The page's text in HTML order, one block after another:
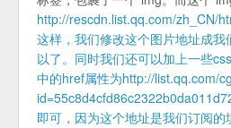
http://rescdn.list.qq.com/zh_CN/
这样，我们修改这个图片地址成
以了。同时我们还可以加上一些
中的href属性为http://list.qq.com/
即可，因为这个地址是我们订阅的